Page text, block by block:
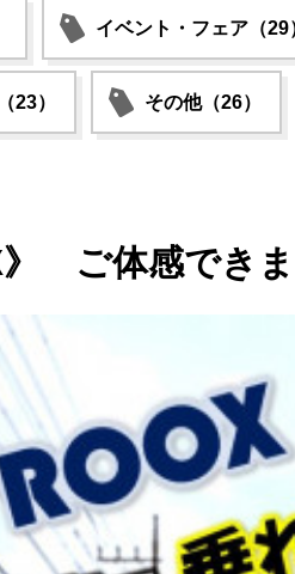
イベント・フェア（29
23） その他（26）
》 ご体感でき